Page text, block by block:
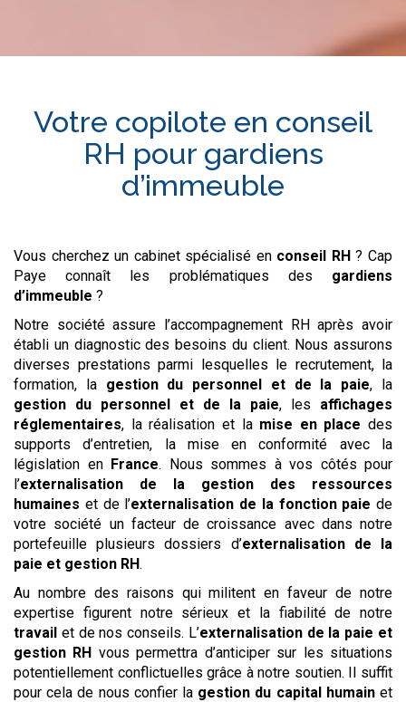
Votre copilote en conseil
RH pour gardiens
d’immeuble
Vous cherchez un cabinet spécialisé en conseil RH? Cap
Paye connaît les problématiques des gardiens
d’immeuble ?
Notre société assure l’accompagnement RH après avoir
établi un diagnostic des besoins du client. Nous assurons
diverses prestations parmi lesquelles le recrutement, la
formation, la gestion du personnel et de la paie, la
gestion du personnel et de la paie, les affichages
réglementaires, la réalisation et la mise en place des
supports d’entretien, la mise en conformité avec la
législation en France. Nous sommes à vos côtés pour
l’externalisation de la gestion des ressources
humaines et de l’externalisation de la fonction paie de
votre société un facteur de croissance avec dans notre
portefeuille plusieurs dossiers d’externalisation de la
paie et gestion RH.
Au nombre des raisons qui militent en faveur de notre
expertise figurent notre sérieux et la fiabilité de notre
travail et de nos conseils. L’externalisation de la paie et
gestion RH vous permettra d’anticiper sur les situations
potentiellement conflictuelles grâce à notre soutien. Il suffit
pour cela de nous confier la gestion du capital humainet